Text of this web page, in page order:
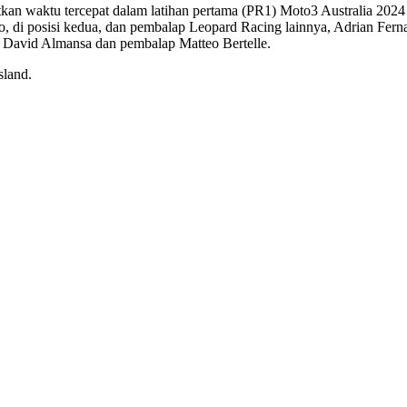
waktu tercepat dalam latihan pertama (PR1) Moto3 Australia
posisi kedua, dan pembalap Leopard Racing lainnya, Adrian
Almansa dan pembalap Matteo Bertelle.